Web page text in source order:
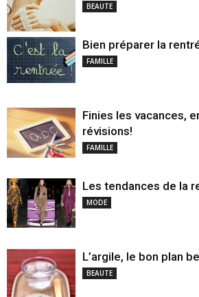
BEAUTE
Bien préparer la
FAMILLE
Finies les vacances,
révisions!
FAMILLE
Les tendances de la
MODE
L’argile, le bon plan
BEAUTE